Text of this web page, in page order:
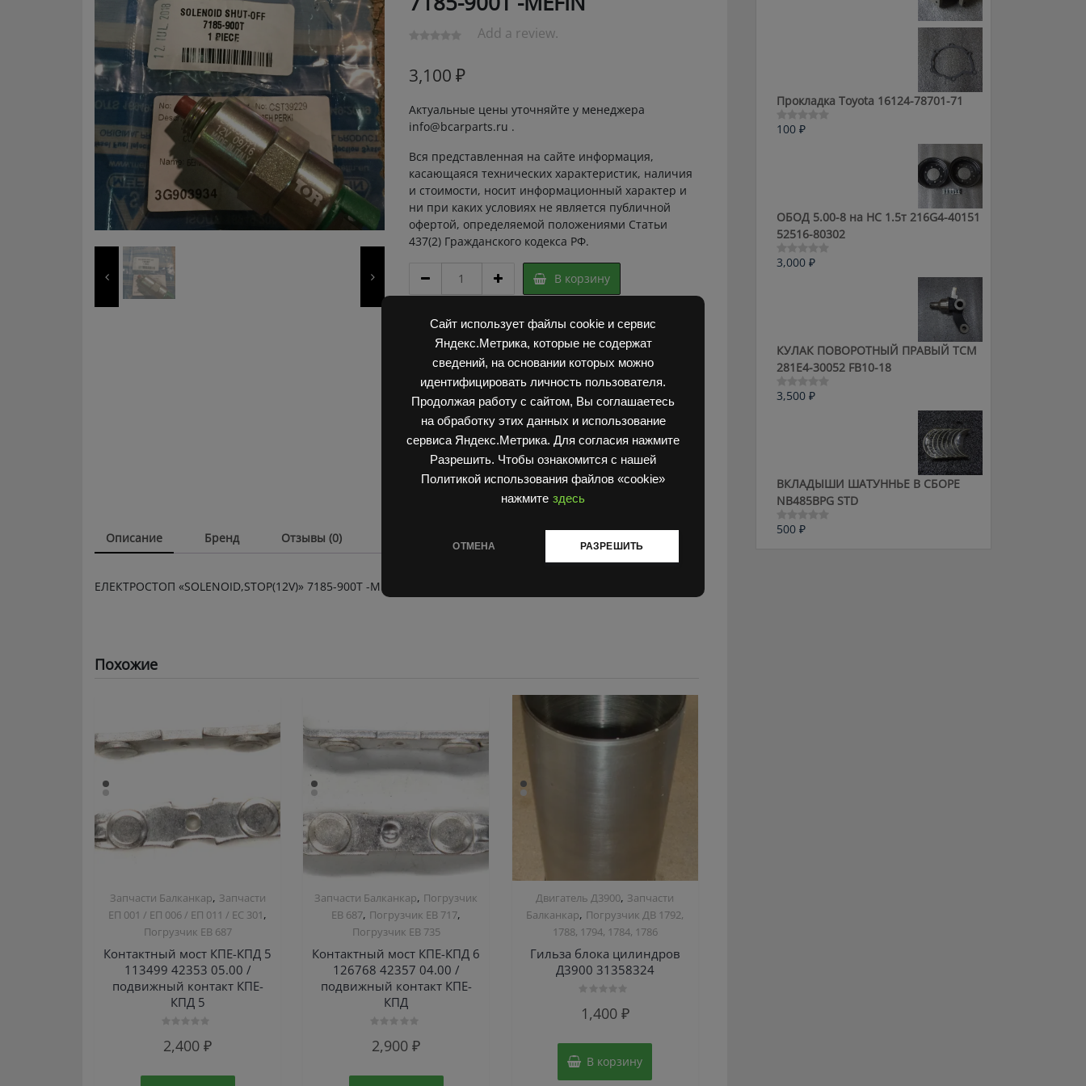
Сайт использует файлы cookie и сервис
Яндекс.Метрика, которые не содержат
сведений, на основании которых можно
идентифицировать личность пользователя.
Продолжая работу с сайтом, Вы соглашаетесь
на обработку этих данных и использование
сервиса Яндекс.Метрика. Для согласия нажмите
Разрешить. Чтобы ознакомится с нашей
Политикой использования файлов «cookie»
нажмите здесь
ОТМЕНА РАЗРЕШИТЬ
Add a review.
3,100 ₽
Актуальные цены уточняйте у менеджера
info@bcarparts.ru .
Вся представленная на сайте информация,
касающаяся технических характеристик, наличия
и стоимости, носит информационный характер и
ни при каких условиях не является публичной
офертой, определяемой положениями Статьи
437(2) Гражданского кодекса РФ.
"SOLENOID,STOP(12V)"
900T
-
MEFIN
quantity
В корзину
Артикул: 3G903934 Super
Категории:Запчасти Балканкар,Погрузчик ДВ
1792, 1788, 1794, 1784, 1786,ТНВД 2500/3900
Описание Бренд Отзывы (0)
ЕЛЕКТРОСТОП «SOLENOID,STOP(12V)» 7185-900T -MEFIN*
Похожие
Запчасти Балканкар, Запчасти
ЕП 001 / ЕП 006 / ЕП 011 / ЕС 301,
Погрузчик ЕВ 687
Контактный мост КПЕ-КПД 5
113499 42353 05.00 /
подвижный контакт КПЕ-
КПД 5
02,400 ₽
Запчасти Балканкар, Погрузчик
ЕВ 687, Погрузчик ЕВ 717,
Погрузчик ЕВ 735
Контактный мост КПЕ-КПД 6
126768 42357 04.00 /
подвижный контакт КПЕ-
КПД
0
из
2,900₽
Двигатель Д3900, Запчасти
Балканкар, Погрузчик ДВ 1792,
1788, 1794, 1784, 1786
Гильза блока цилиндров
Д3900 31358324
01,400 ₽
В корзину
Прокладка Toyota 16124-78701-71
Оценка
100 ₽
ОБОД 5.00-8 на HC 1.5т 216G4-40151
52516-80302
Оценка
3,000 ₽
КУЛАК ПОВОРОТНЫЙ ПРАВЫЙ ТСМ
281E4-30052 FB10-18
Оценка
3,500 ₽
ВКЛАДЫШИ ШАТУННЬЕ В СБОРЕ
NB485BPG STD
Оценка
500 ₽